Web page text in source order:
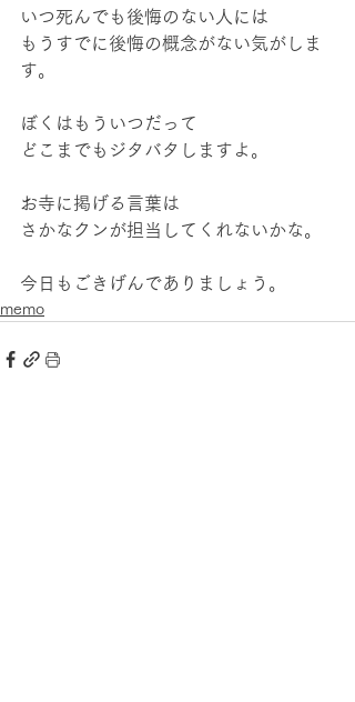
いつ死んでも後悔のない人には
もうすでに後悔の概念がない気がしま
す。
ぼくはもういつだって
どこまでもジタバタしますよ。
お寺に掲げる言葉は
さかなクンが担当してくれないかな。
今日もごきげんでありましょう。
memo